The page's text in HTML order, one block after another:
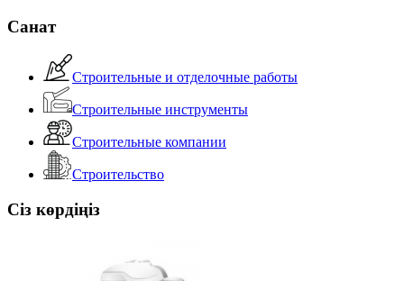
Санат
Строительные и отделочные работы
Строительные инструменты
Строительные компании
Строительство
Сіз көрдіңіз